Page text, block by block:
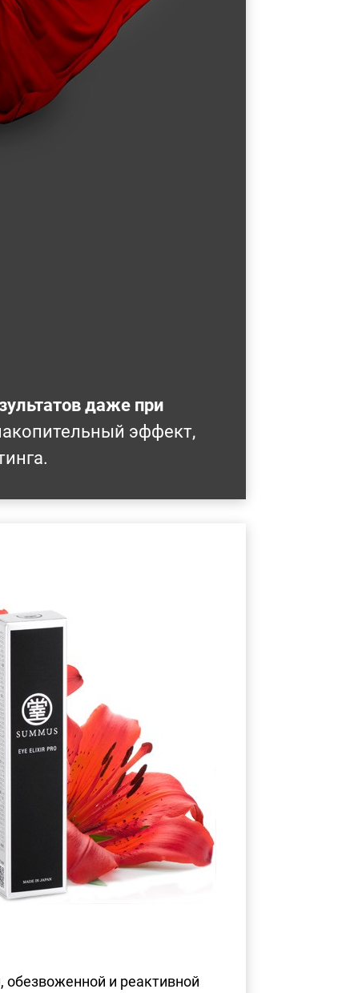
даже при
эффект,
обезвоженной и реактивной